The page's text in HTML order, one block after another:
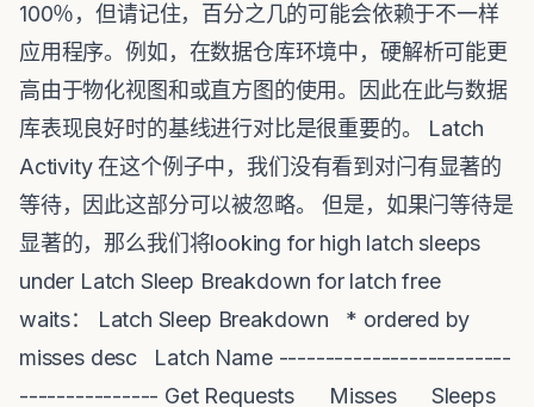
100％，但请记住，百分之几的可能会依赖于不一样
应用程序。例如，在数据仓库环境中，硬解析可能更
高由于物化视图和或直方图的使用。因此在此与数据
库表现良好时的基线进行对比是很重要的。 Latch
Activity 在这个例子中，我们没有看到对闩有显著的
等待，因此这部分可以被忽略。 但是，如果闩等待是
显著的，那么我们将looking for high latch sleeps
under Latch Sleep Breakdown for latch free
waits： Latch Sleep Breakdown * ordered by
misses desc Latch Name -------------------------
--------------- Get Requests Misses Sleeps